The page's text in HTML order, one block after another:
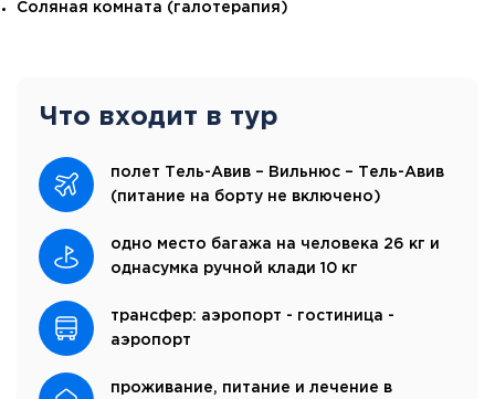
Соляная комната (галотерапия)
Что входит в тур
полет Тель-Авив – Вильнюс – Тель-Авив
(питание на борту не включено)
одно место багажа на человека 26 кг и
однасумка ручной клади 10 кг
трансфер: аэропорт - гостиница -
аэропорт
проживание, питание и лечение в